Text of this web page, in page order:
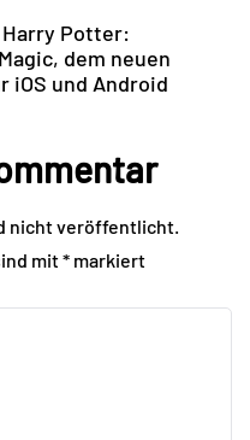
Harry Potter:
dem neuen
iOS und Android
nicht veröffentlicht.
mit*markiert